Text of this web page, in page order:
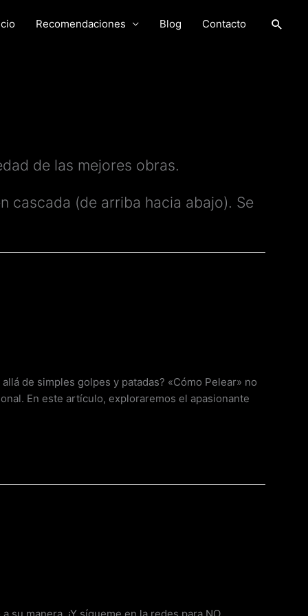
Recomendaciones Blog Contacto
de las mejores obras.
cascada (de arriba hacia abajo). Se
de simples golpes y patadas? «Cómo Pelear» no
En este artículo, exploraremos el apasionante